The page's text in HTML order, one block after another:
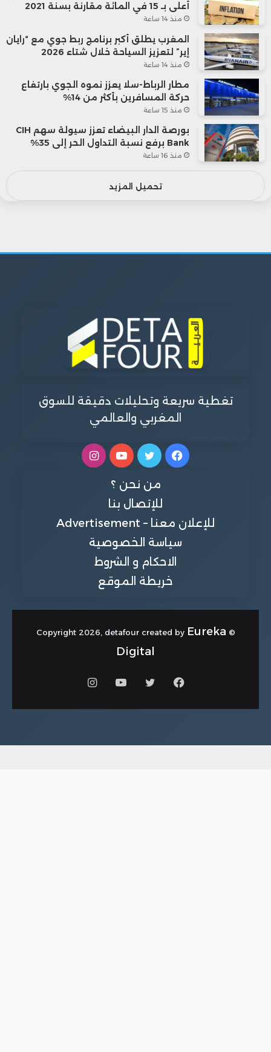
أعلى بـ 15 في المائة مقارنة بسنة 2021
منذ 14 ساعة
المغرب يطلق أكبر برنامج ربط جوي مع “رايان
إير” لتعزيز السياحة خلال شتاء 2026
منذ 14 ساعة
مطار الرباط-سلا يعزز نموه الجوي بارتفاع
حركة المسافرين بأكثر من 14%
منذ 15 ساعة
بورصة الدار البيضاء تعزز سيولة سهم CIH
Bank برفع نسبة التداول الحر إلى 35%
منذ 16 ساعة
تحميل المزيد
تغطية سريعة وتحليلات دقيقة للسوق
المغربي والعالمي
فيسبوكتويتر يوتيوبانستقرام
من نحن ؟
للإتصال بنا
للإعلان معنا – Advertisement
سياسة الخصوصية
الاحكام و الشروط
خريطة الموقع
© Copyright 2026, detafour created by
Eureka
Digital
فيسبوكتويتر يوتيوبانستقرام